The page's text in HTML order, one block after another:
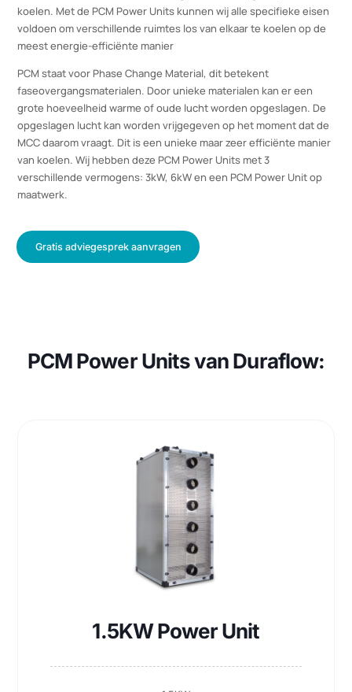
Daarom bieden wij uw organisatie een duurzame oplossing voor
het koelen van uw MCC. Dit doen wij doormiddel van een PCM
koeling. Deze koelinstallaties zijn niet alleen milieu vriendelijk,
koelen. Met de PCM Power Units kunnen wij alle specifieke
voldoen om verschillende ruimtes los van elkaar te koelen op de
meest energie-efficiënte manier
PCM staat voor Phase Change Material, dit betekent
faseovergangsmaterialen. Door unieke materialen kan er een
grote hoeveelheid warme of oude lucht worden opgeslagen. De
van koelen. Wij hebben deze PCM Power Units met 3
verschillende vermogens: 3kW, 6kW en een PCM Power Unit op
PCM Power Units van Duraflow: